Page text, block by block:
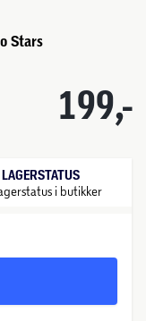
Stars
199,-
LAGERSTATUS
i butikker